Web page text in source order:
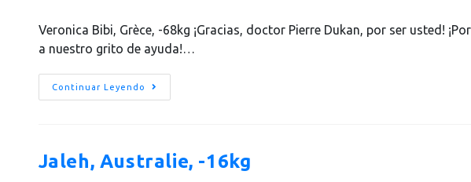
Veronica Bibi, Grèce, -68kg ¡Gracias, doctor Pierre Dukan, por ser usted!
a nuestro grito de ayuda!…
Continuar Leyendo
Jaleh, Australie, -16kg